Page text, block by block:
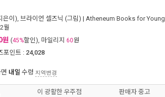
은이), 브라이언 셀즈닉 (그림) | Atheneum Books for Young
월
원 (45%할인), 마일리지 60원
포인트 : 24,028
내일 수령 지역변경
이 광활한 우주점 판매자 중고